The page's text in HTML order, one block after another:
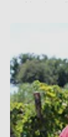
combinazione